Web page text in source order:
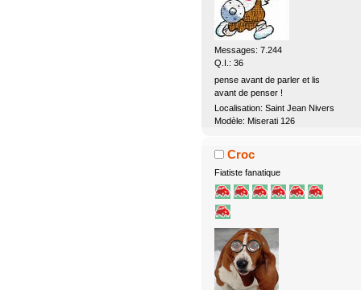
Messages: 7.244
Q.I.: 36
pense avant de parler et lis
avant de penser !
Localisation: Saint Jean Nivers
Modèle: Miserati 126
Croc
Fiatiste fanatique